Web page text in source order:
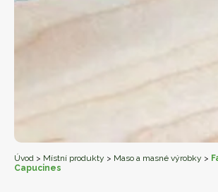
Úvod > Místní produkty > Maso a masné výrobky >
Capucines